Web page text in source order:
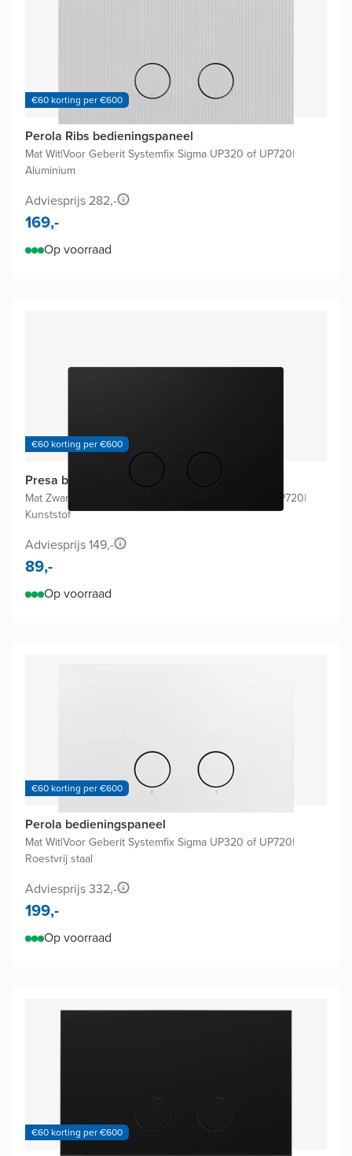
€60 korting per €600
Perola Ribs bedieningspaneel
Mat Wit|Voor Geberit Systemfix Sigma UP320 of UP720|
Aluminium
Adviesprijs 282,-
169,-
Op voorraad
€60 korting per €600
Presa bedieningspaneel
Mat Zwart Voor Geberit Systemfix Sigma UP320 of UP720|
Kunststof
Adviesprijs 149,-
89,-
Op voorraad
€60 korting per €600
Perola bedieningspaneel
Mat Wit|Voor Geberit Systemfix Sigma UP320 of UP720|
Roestvrij staal
Adviesprijs 332,-
199,-
Op voorraad
€60 korting per €600